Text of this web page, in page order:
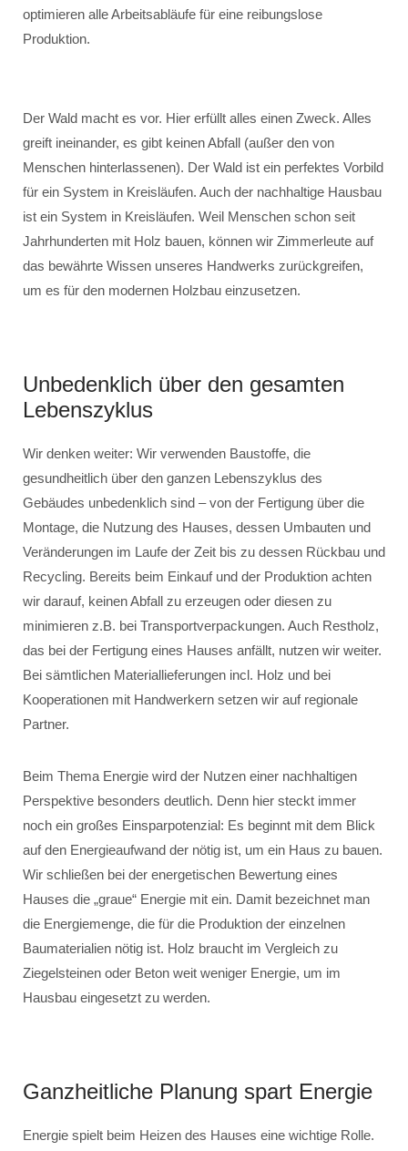
optimieren alle Arbeitsabläufe für eine reibungslose
Produktion.
Der Wald macht es vor. Hier erfüllt alles einen Zweck. Alles
greift ineinander, es gibt keinen Abfall (außer den von
Menschen hinterlassenen). Der Wald ist ein perfektes Vorbild
für ein System in Kreisläufen. Auch der nachhaltige Hausbau
ist ein System in Kreisläufen. Weil Menschen schon seit
Jahrhunderten mit Holz bauen, können wir Zimmerleute auf
das bewährte Wissen unseres Handwerks zurückgreifen,
um es für den modernen Holzbau einzusetzen.
Unbedenklich über den gesamten
Lebenszyklus
Wir denken weiter: Wir verwenden Baustoffe, die
gesundheitlich über den ganzen Lebenszyklus des
Gebäudes unbedenklich sind – von der Fertigung über die
Montage, die Nutzung des Hauses, dessen Umbauten und
Veränderungen im Laufe der Zeit bis zu dessen Rückbau und
Recycling. Bereits beim Einkauf und der Produktion achten
wir darauf, keinen Abfall zu erzeugen oder diesen zu
minimieren z.B. bei Transportverpackungen. Auch Restholz,
das bei der Fertigung eines Hauses anfällt, nutzen wir weiter.
Bei sämtlichen Materiallieferungen incl. Holz und bei
Kooperationen mit Handwerkern setzen wir auf regionale
Partner.
Beim Thema Energie wird der Nutzen einer nachhaltigen
Perspektive besonders deutlich. Denn hier steckt immer
noch ein großes Einsparpotenzial: Es beginnt mit dem Blick
auf den Energieaufwand der nötig ist, um ein Haus zu bauen.
Wir schließen bei der energetischen Bewertung eines
Hauses die „graue“ Energie mit ein. Damit bezeichnet man
die Energiemenge, die für die Produktion der einzelnen
Baumaterialien nötig ist. Holz braucht im Vergleich zu
Ziegelsteinen oder Beton weit weniger Energie, um im
Hausbau eingesetzt zu werden.
Ganzheitliche Planung spart Energie
Energie spielt beim Heizen des Hauses eine wichtige Rolle.